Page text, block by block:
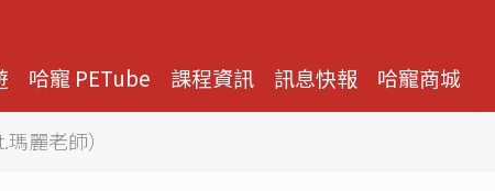
哈寵 PETube 課程資訊 訊息快報 哈寵商城
麗老師）